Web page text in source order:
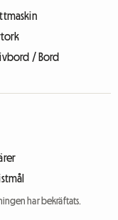
/ Bord
har bekräftats.